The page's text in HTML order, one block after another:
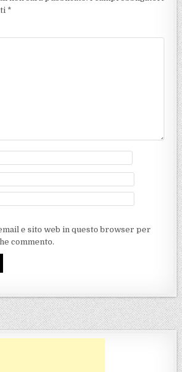
*
e sito web in questo browser per
commento.